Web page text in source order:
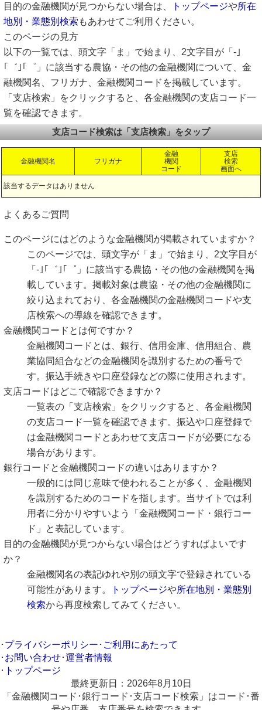
目的の金融機関が見つからない場合は、
トップページや所在
地別・業態別検索 もあわせてご利用ください。
このページの見方
以下の一覧では、頭文字「ま」で始まり、2文字目が「-｣
｢゛｣｢゜」に該当する農協・その他の金融機関について、金
融機関名、フリガナ、金融機関コードを掲載しています。
「支店検索」をクリックすると、各金融機関の支店コード一
覧を確認できます。
支店コード検索は「支店検索」をタップ
金融機関名 フリガナ
金融
機関
コード
支店
検索
画面へ
該当するデータはありません
よくあるご質問
このページにはどのような金融機関が掲載されていますか？
このページでは、頭文字が「ま」で始まり、2文字目が
「-｣｢゛｣｢゜」に該当する農協・その他の金融機関を掲
載しています。掲載対象は農協・その他の金融機関に
絞り込まれており、各金融機関の金融機関コードや支
店検索への導線を確認できます。
金融機関コードとは何ですか？
金融機関コードとは、銀行、信用金庫、信用組合、農
業協同組合などの金融機関を識別するための番号で
す。振込手続きや口座登録などの際に使用されます。
支店コードはどこで確認できますか？
一覧表の「支店検索」をクリックすると、各金融機関
の支店コード一覧を確認できます。振込や口座登録で
は金融機関コードとあわせて支店コードが必要になる
場合があります。
銀行コードと金融機関コードの違いはありますか？
一般的には同じ意味で使われることが多く、金融機関
を識別するためのコードを指します。当サイトでは利
用者に分かりやすいよう「金融機関コード・銀行コー
ド」と表記しています。
目的の金融機関が見つからない場合はどうすればよいです
か？
金融機関名の表記ゆれや別の頭文字で登録されている
可能性があります。
トップページや所在地別・業態別
検索から再度検索してみてください。
･ プライバシーポリシー ･ ご利用にあたって
･ お問い合わせ･運営者情報
･ トップページ
最終更新日： 2026年8月10日
「金融機関コード･銀行コード･支店コード検索」はコード･番